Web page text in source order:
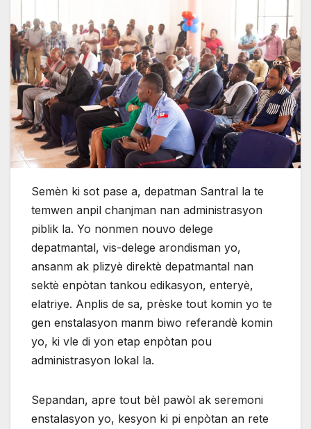
Semèn ki sot pase a, depatman Santral la te
temwen anpil chanjman nan administrasyon
piblik la. Yo nonmen nouvo delege
depatmantal, vis-delege arondisman yo,
ansanm ak plizyè direktè depatmantal nan
sektè enpòtan tankou edikasyon, enteryè,
elatriye. Anplis de sa, prèske tout komin yo te
gen enstalasyon manm biwo referandè komin
yo, ki vle di yon etap enpòtan pou
administrasyon lokal la.
Sepandan, apre tout bèl pawòl ak seremoni
enstalasyon yo, kesyon ki pi enpòtan an rete